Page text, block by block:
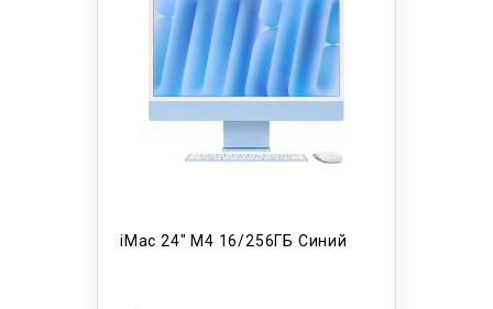
iMac 24" M4 16/256ГБ Синий